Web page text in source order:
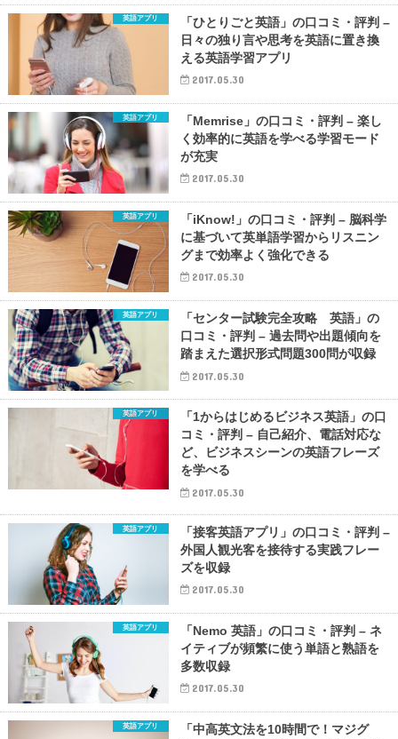
英語アプリ
「ひとりごと英語」の口コミ・評判 –
日々の独り言や思考を英語に置き換
える英語学習アプリ
2017.05.30
英語アプリ
「Memrise」の口コミ・評判 – 楽し
く効率的に英語を学べる学習モード
が充実
2017.05.30
英語アプリ
「iKnow!」の口コミ・評判 – 脳科学
に基づいて英単語学習からリスニン
グまで効率よく強化できる
2017.05.30
英語アプリ
「センター試験完全攻略 英語」の
口コミ・評判 – 過去問や出題傾向を
踏まえた選択形式問題300問が収録
2017.05.30
英語アプリ
「1からはじめるビジネス英語」の口
コミ・評判 – 自己紹介、電話対応な
ど、ビジネスシーンの英語フレーズ
を学べる
2017.05.30
英語アプリ
「接客英語アプリ」の口コミ・評判 –
外国人観光客を接待する実践フレー
ズを収録
2017.05.30
英語アプリ
「Nemo 英語」の口コミ・評判 – ネ
イティブが頻繁に使う単語と熟語を
多数収録
2017.05.30
英語アプリ
「中高英文法を10時間で！マジグ